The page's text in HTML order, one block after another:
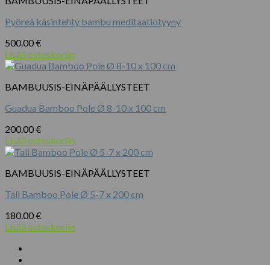
Pyöreä käsintehty bambu meditaatiotyyny
500.00€
Lisää ostoskoriin
BAMBUUSIS-EINÄPÄÄLLYSTEET
Guadua Bamboo Pole Ø 8-10 x 100 cm
200.00€
Lisää ostoskoriin
BAMBUUSIS-EINÄPÄÄLLYSTEET
Tali Bamboo Pole Ø 5-7 x 200 cm
180.00€
Lisää ostoskoriin